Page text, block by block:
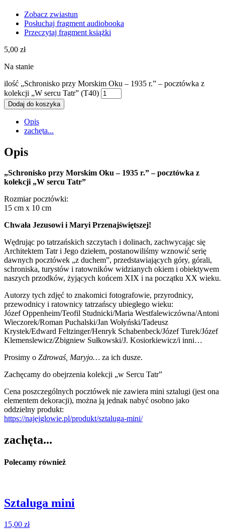
Zobacz zwiastun
Posłuchaj fragment audiobooka
Przeczytaj fragment książki
5,00 zł
Na stanie
ilość „Schronisko przy Morskim Oku – 1935 r.” – pocztówka z
kolekcji „W sercu Tatr” (T40)
Dodaj do koszyka
Opis
zachęta...
Opis
„Schronisko przy Morskim Oku – 1935 r.” – pocztówka z
kolekcji „W sercu Tatr”
Rozmiar pocztówki:
15 cm x 10 cm
Chwała Jezusowi i Maryi Przenajświętszej!
Wędrując po tatrzańskich szczytach i dolinach, zachwycając się
Architektem Tatr i Jego dziełem, postanowiliśmy wznowić serię
dawnych pocztówek „z duchem”, przedstawiających góry, górali,
schroniska, turystów i ratowników widzianych okiem i obiektywem
naszych przodków, żyjących końcem XIX i na początku XX wieku.
Autorzy tych zdjęć to znakomici fotografowie, przyrodnicy,
przewodnicy i ratownicy tatrzańscy ubiegłego wieku:
Józef Oppenheim/Teofil Studnicki/Maria Westfalewiczówna/Antoni
Wieczorek/Roman Puchalski/Jan Wołyński/Tadeusz
Krystek/Edward Feltzinger/Henryk Schabenbeck/Józef Turek/Józef
Klemenslewicz/Zbigniew Sułkowski/J. Kosiorkiewicz/i inni…
Prosimy o Zdrowaś, Maryjo… za ich dusze.
Zachęcamy do obejrzenia kolekcji „w Sercu Tatr”
Cena poszczególnych pocztówek nie zawiera mini sztalugi (jest ona
elementem dekoracji), można ją jednak nabyć osobno jako
oddzielny produkt:
https://najejglowie.pl/produkt/sztaluga-mini/
zachęta...
Polecamy również
Sztaluga mini
15,00 zł